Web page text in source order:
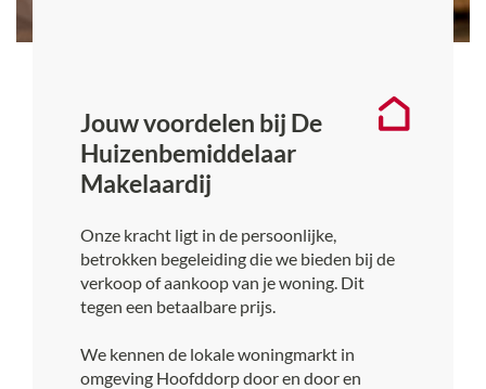
Jouw voordelen bij De
Huizenbemiddelaar
Makelaardij
Onze kracht ligt in de persoonlijke,
betrokken begeleiding die we bieden bij de
verkoop of aankoop van je woning. Dit
tegen een betaalbare prijs.
We kennen de lokale woningmarkt in
omgeving Hoofddorp door en door en